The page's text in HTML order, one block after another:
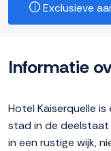
Exclusieve
Informatie
Hotel Kaiserquelle
stad in de deelstaat
in een rustige wijk,